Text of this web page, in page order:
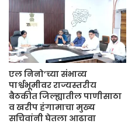
एल निनो’च्या संभाव्य
पार्श्वभूमीवर राज्यस्तरीय
बैठकीत जिल्ह्यातील पाणीसाठा
व खरीप हंगामाचा मुख्य
सचिवांनी घेतला आढावा